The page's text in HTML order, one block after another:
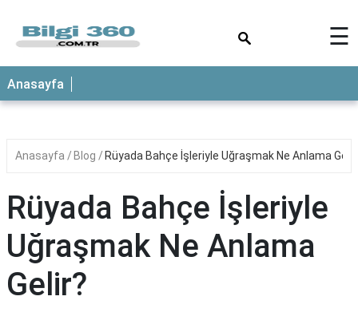
ANASAYFA
☰
Anasayfa
Anasayfa Blog Rüyada Bahçe İşleriyle Uğraşmak Ne Anlama
Rüyada Bahçe İşleriyle
Uğraşmak Ne Anlama
Gelir?